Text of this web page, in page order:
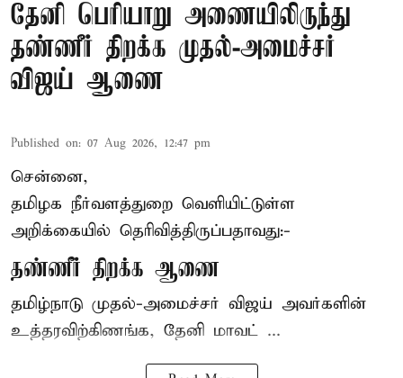
தேனி பெரியாறு அணையிலிருந்து
தண்ணீர் திறக்க முதல்-அமைச்சர்
விஜய் ஆணை
Published on: 07 Aug 2026, 12:47 pm
சென்னை,
தமிழக நீர்வளத்துறை வெளியிட்டுள்ள
அறிக்கையில் தெரிவித்திருப்பதாவது:-
தண்ணீர் திறக்க ஆணை
தமிழ்நாடு முதல்-அமைச்சர் விஜய் அவர்களின்
உத்தரவிற்கிணங்க, தேனி மாவட் ...